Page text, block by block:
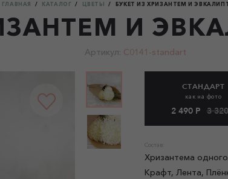
ГЛАВНАЯ КАТАЛОГ ЦВЕТЫ БУКЕТ ИЗ ХРИЗАНТЕМ И
И
Артикул: C0141-standart
СТАНДАРТ
как на фото
2 490 Р 3
Состав:
Хризантема
Крафт, Лента,